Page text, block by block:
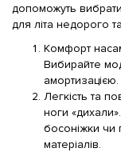
допоможуть
для літа недорого
Комфорт
Вибирайте
амортизацією.
Легкість та
ноги
босоніжки чи
матеріалів.